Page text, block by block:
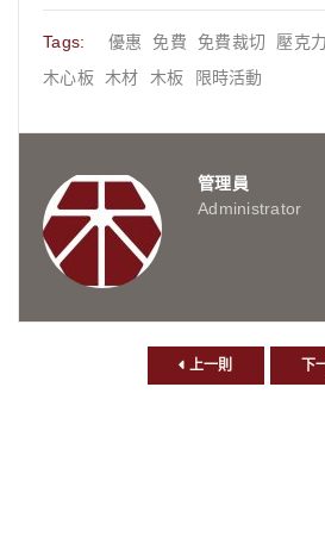
Tags: 優惠 免費 免費裁切 壓克力
木心板
木材 木板 限時活動
管理員
Administrator
上一則 下